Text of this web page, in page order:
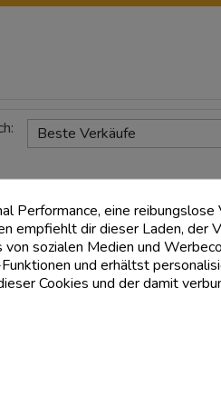
Beste Verkäufe
Performance, eine
empfiehlt dir dieser Laden, der
von sozialen Medien und
und erhältst
Cookies und der damit